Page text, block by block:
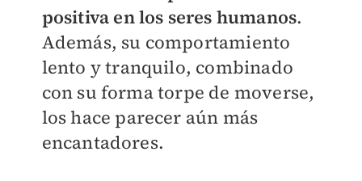
positiva en los seres humanos.
Además, su comportamiento
lento y tranquilo, combinado
con su forma torpe de moverse,
los hace parecer aún más
encantadores.